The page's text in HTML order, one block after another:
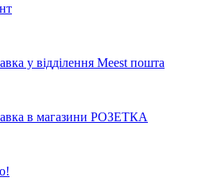
у відділення Meest пошта
в магазини РОЗЕТКА